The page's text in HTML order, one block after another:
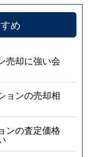
め
売却に強い会
ョンの売却相
ンの査定価格